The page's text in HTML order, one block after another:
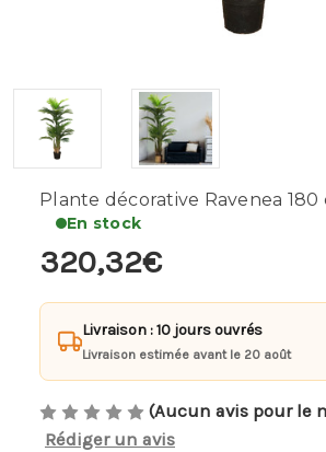
Plante décorative Ravenea 180
En stock
320,32€
Livraison : 10 jours ouvrés
Livraison estimée avant le 20 août
(Aucun avis pour le
Rédiger un avis